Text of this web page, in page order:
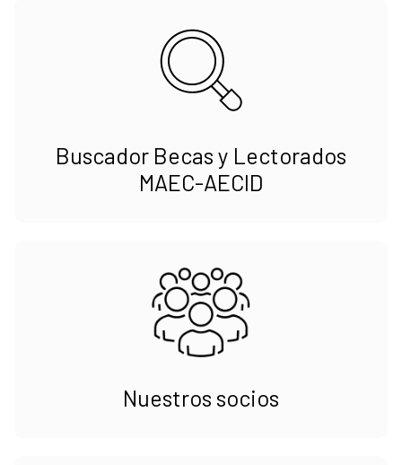
Buscador Becas y Lectorados
MAEC-AECID
Nuestros socios